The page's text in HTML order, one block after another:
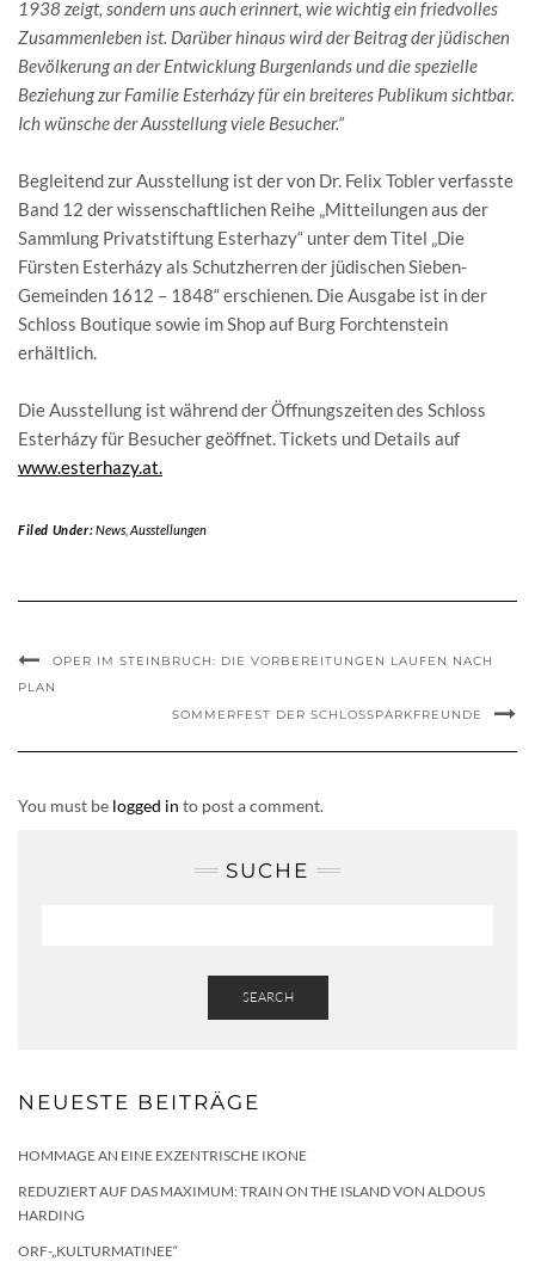
1938 zeigt, sondern uns auch erinnert, wie wichtig ein friedvolles
Zusammenleben ist. Darüber hinaus wird der Beitrag der jüdischen
Bevölkerung an der Entwicklung Burgenlands und die spezielle
Beziehung zur Familie Esterházy für ein breiteres Publikum sichtbar.
Ich wünsche der Ausstellung viele Besucher.“
Begleitend zur Ausstellung ist der von Dr. Felix Tobler verfasste
Band 12 der wissenschaftlichen Reihe „Mitteilungen aus der
Sammlung Privatstiftung Esterhazy“ unter dem Titel „Die
Fürsten Esterházy als Schutzherren der jüdischen Sieben-
Gemeinden 1612 – 1848“ erschienen. Die Ausgabe ist in der
Schloss Boutique sowie im Shop auf Burg Forchtenstein
erhältlich.
Die Ausstellung ist während der Öffnungszeiten des Schloss
Esterházy für Besucher geöffnet. Tickets und Details auf
www.esterhazy.at.
Filed Under:News, Ausstellungen
OPER IM STEINBRUCH: DIE VORBEREITUNGEN LAUFEN NACH
PLAN
SOMMERFEST DER SCHLOSSPARKFREUNDE
You must be logged in to post a comment.
SUCHE
SEARCH
NEUESTE BEITRÄGE
HOMMAGE AN EINE EXZENTRISCHE IKONE
REDUZIERT AUF DAS MAXIMUM: TRAIN ON THE ISLAND VON ALDOUS
HARDING
ORF-„KULTURMATINEE“